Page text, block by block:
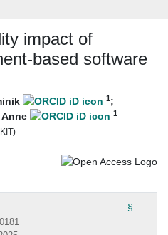
impact of
based software
1;
1
§